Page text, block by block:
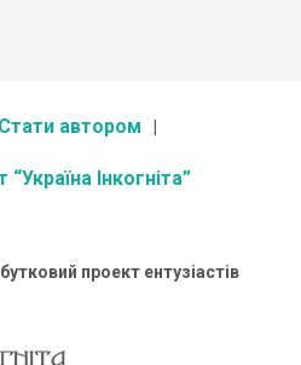
Стати автором
Інкогніта”
проект ентузіастів